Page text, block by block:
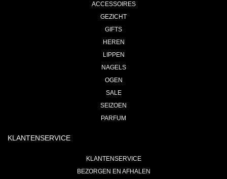
ACCESSOIRES
GEZICHT
GIFTS
HEREN
LIPPEN
NAGELS
OGEN
SALE
SEIZOEN
PARFUM
KLANTENSERVICE
KLANTENSERVICE
BEZORGEN EN AFHALEN